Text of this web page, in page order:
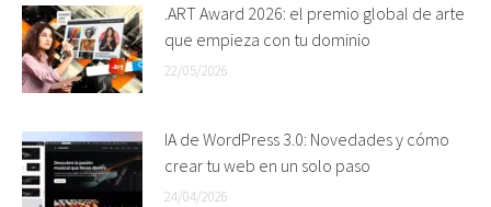
.ART Award 2026: el premio global de arte
que empieza con tu dominio
22/05/2026
IA de WordPress 3.0: Novedades y cómo
crear tu web en un solo paso
24/04/2026